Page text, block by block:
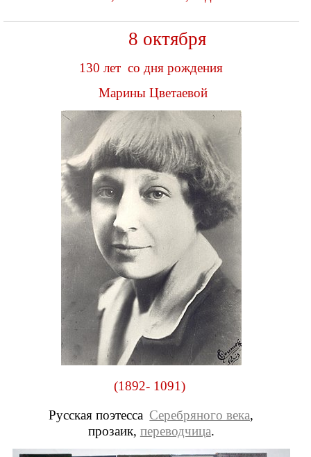
8 октября
130 лет со дня рождения
Марины Цветаевой
(1892- 1091)
Русская поэтесса Серебряного века,
прозаик, переводчица.